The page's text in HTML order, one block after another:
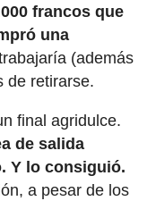
francos que
una
(además
de retirarse.
final agridulce.
de salida
Y lo consiguió.
a pesar de los